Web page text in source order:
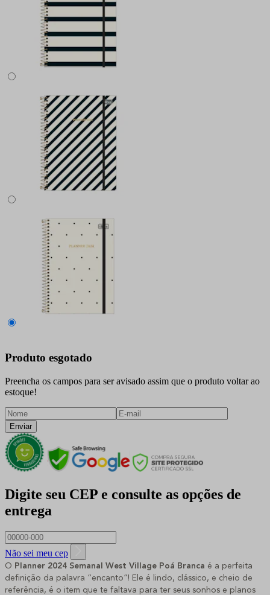
Produto esgotado
Preencha os campos para ser avisado assim que o produto voltar ao
estoque!
Enviar
Digite seu CEP e consulte as opções de
entrega
Não sei meu cep
O Planner 2024 Semanal West Village Poá Branca é a perfeita
definição da palavra “encanto”! Ele é lindo, clássico, e cheio de
referência, é o item que te faltava para ter seus sonhos e planos